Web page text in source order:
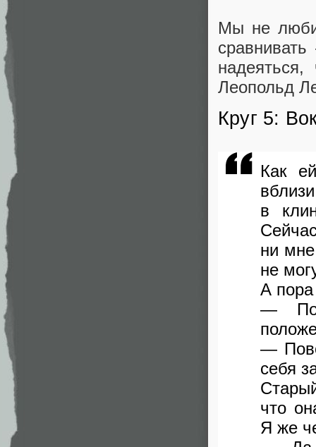
Мы не
Леопольд
Круг 5:
Как
в
ни
не
А
—
—
себя
что
Я же